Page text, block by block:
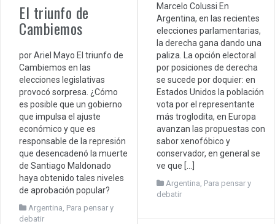
Marcelo Colussi En
Argentina, en las recientes
elecciones parlamentarias,
la derecha gana dando una
paliza. La opción electoral
por posiciones de derecha
se sucede por doquier: en
Estados Unidos la población
vota por el representante
más troglodita, en Europa
avanzan las propuestas con
sabor xenofóbico y
conservador, en general se
ve que […]
Argentina, Para pensar y
debatir
El triunfo de
Cambiemos
por Ariel Mayo El triunfo de
Cambiemos en las
elecciones legislativas
provocó sorpresa. ¿Cómo
es posible que un gobierno
que impulsa el ajuste
económico y que es
responsable de la represión
que desencadenó la muerte
de Santiago Maldonado
haya obtenido tales niveles
de aprobación popular?
Argentina Para pensar y
debatir